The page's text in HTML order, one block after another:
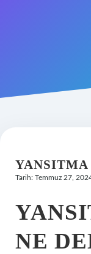
Hakkımızda
Tarih: Temmuz 27,
NE